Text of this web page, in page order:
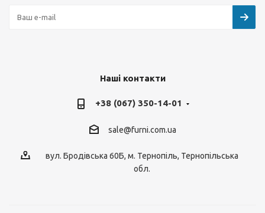
Наші контакти
+38 (067) 350-14-01
sale@furni.com.ua
вул. Бродівська 60Б, м. Тернопіль, Тернопільська
обл.